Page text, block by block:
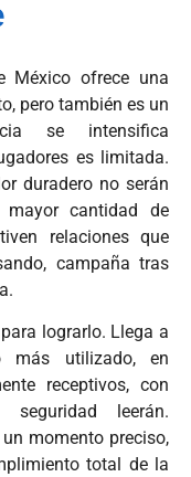
México ofrece una
pero también es un
se intensifica
es limitada.
duradero no serán
cantidad de
relaciones que
campaña tras
lograrlo. Llega a
más utilizado, en
receptivos, con
leerán.
momento preciso,
total de la